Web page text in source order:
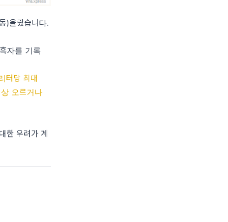
)올랐습니다.
자를 기록
터당 최대
오르거나
한 우려가 계